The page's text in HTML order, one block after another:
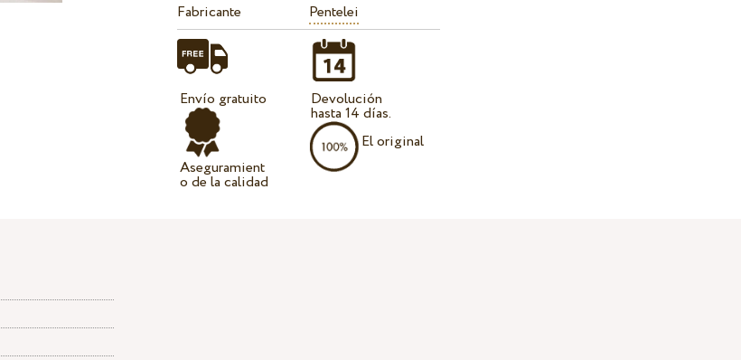
Fabricante
Pentelei
Envío gratuito
Aseguramient
o de la calidad
Devolución
hasta 14 días.
El original